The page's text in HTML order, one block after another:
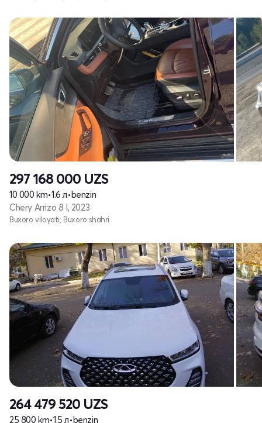
297 168 000 UZS
10 000 km•1.6 л• benzin
Chery Arrizo 8 I, 2023
Buxoro viloyati, Buxoro shahri
264 479 520 UZS
25 800 km•1.5 л• benzin